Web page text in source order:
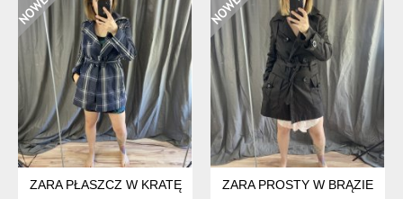
ZARA PŁASZCZ W KRATĘ
ZARA PROSTY W BRĄZIE